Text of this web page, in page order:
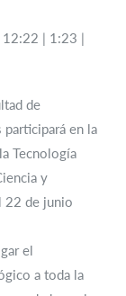
12:22 | 1:23 |
de
en la
Tecnología
y
22 de junio
el
a toda la